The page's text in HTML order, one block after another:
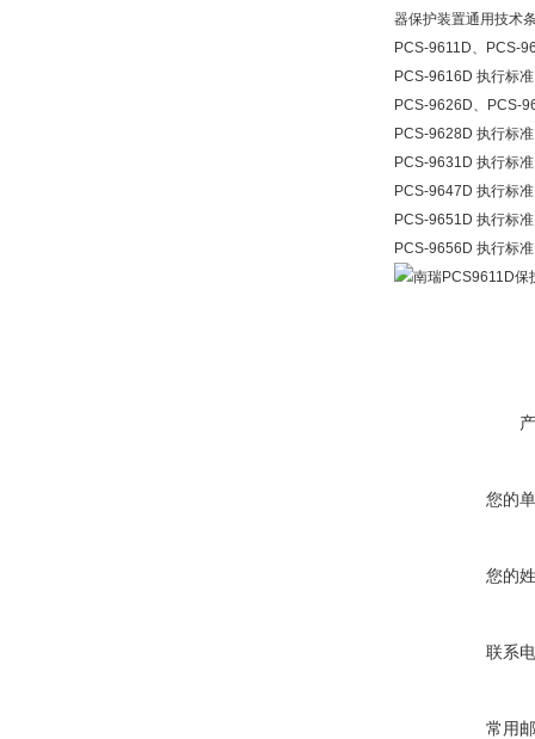
器保护装置通用技术
PCS-9611D、PCS-
PCS-9616D 执行标
PCS-9626D、PCS-
PCS-9628D 执行标
PCS-9631D 执行标
PCS-9647D 执行标
PCS-9651D 执行标
PCS-9656D 执行标
您的
您的
联系
常用